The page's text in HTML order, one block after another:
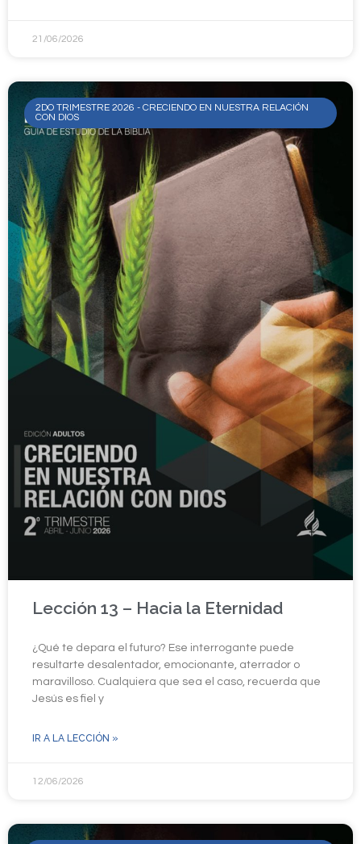
21/06/2026
2DO TRIMESTRE 2026 - CRECIENDO EN NUESTRA RELACIÓN
CON DIOS
Lección 13 – Hacia la Eternidad
¿Qué te depara el futuro? Ese interrogante puede
resultarte desalentador, emocionante, aterrador o
maravilloso. Cualquiera que sea el caso, recuerda que
Jesús es fiel y
IR A LA LECCIÓN »
12/06/2026